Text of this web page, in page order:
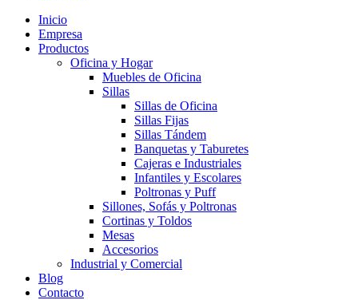
Inicio
Empresa
Productos
Oficina y Hogar
Muebles de Oficina
Sillas
Sillas de Oficina
Sillas Fijas
Sillas Tándem
Banquetas y Taburetes
Cajeras e Industriales
Infantiles y Escolares
Poltronas y Puff
Sillones, Sofás y Poltronas
Cortinas y Toldos
Mesas
Accesorios
Industrial y Comercial
Blog
Contacto